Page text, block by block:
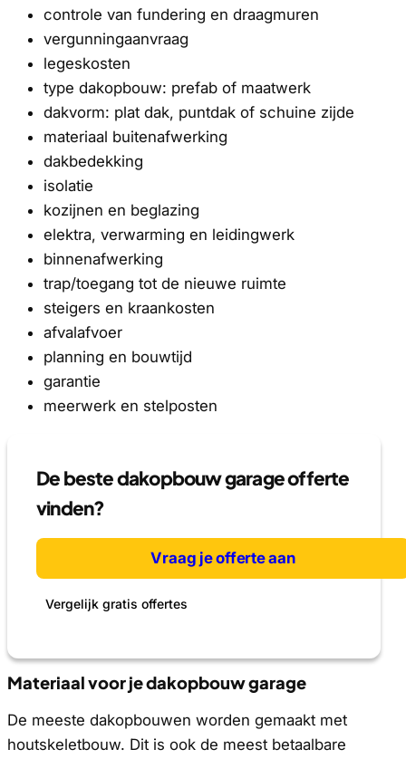
controle van fundering en draagmuren
vergunningaanvraag
legeskosten
type dakopbouw: prefab of maatwerk
dakvorm: plat dak, puntdak of schuine zijde
materiaal buitenafwerking
dakbedekking
isolatie
kozijnen en beglazing
elektra, verwarming en leidingwerk
binnenafwerking
trap/toegang tot de nieuwe ruimte
steigers en kraankosten
afvalafvoer
planning en bouwtijd
garantie
meerwerk en stelposten
De beste dakopbouw garage offerte
vinden?
Vraag je offerte aan
Vergelijk gratis offertes
Materiaal voor je dakopbouw garage
De meeste dakopbouwen worden gemaakt met
houtskeletbouw. Dit is ook de meest betaalbare